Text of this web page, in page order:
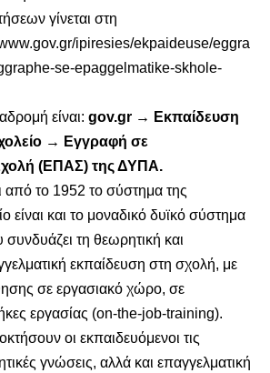
γίνεται στη
ipiresies/ekpaideuse/eggra
se-epaggelmatike-skhole-
είναι: gov.gr → Εκπαίδευση
→ Εγγραφή σε
(ΕΠΑΣ) της ΔΥΠΑ.
το 1952 το σύστημα της
είναι και το μοναδικό δυϊκό σύστημα
τη θεωρητική και
εκπαίδευση στη σχολή, με
σε εργασιακό χώρο, σε
εργασίας (on-the-job-training).
οι εκπαιδευόμενοι τις
γνώσεις, αλλά και επαγγελματική